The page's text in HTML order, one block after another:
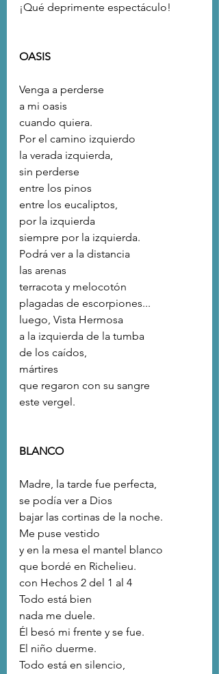
¡Qué deprimente espectáculo!
OASIS
Venga a perderse
a mi oasis
cuando quiera.
Por el camino izquierdo
la verada izquierda,
sin perderse
entre los pinos
entre los eucaliptos,
por la izquierda
siempre por la izquierda.
Podrá ver a la distancia
las arenas
terracota y melocotón
plagadas de escorpiones...
luego, Vista Hermosa
a la izquierda de la tumba
de los caídos,
mártires
que regaron con su sangre
este vergel.
BLANCO
Madre, la tarde fue perfecta,
se podía ver a Dios
bajar las cortinas de la noche.
Me puse vestido
y en la mesa el mantel blanco
que bordé en Richelieu.
con Hechos 2 del 1 al 4
Todo está bien
nada me duele.
Él besó mi frente y se fue.
El niño duerme.
Todo está en silencio,